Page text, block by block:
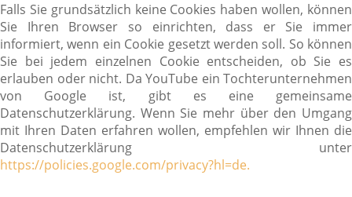
Falls Sie grundsätzlich keine Cookies haben wollen, können
Sie Ihren Browser so einrichten, dass er Sie immer
informiert, wenn ein Cookie gesetzt werden soll. So können
Sie bei jedem einzelnen Cookie entscheiden, ob Sie es
erlauben oder nicht. Da YouTube ein Tochterunternehmen
von Google ist, gibt es eine gemeinsame
Datenschutzerklärung. Wenn Sie mehr über den Umgang
mit Ihren Daten erfahren wollen, empfehlen wir Ihnen die
Datenschutzerklärung unter
https://policies.google.com/privacy?hl=de.